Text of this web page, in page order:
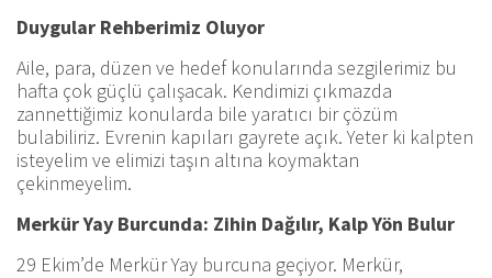
Duygular Rehberimiz Oluyor
Aile, para, düzen ve hedef konularında sezgilerimiz bu
hafta çok güçlü çalışacak. Kendimizi çıkmazda
zannettiğimiz konularda bile yaratıcı bir çözüm
bulabiliriz. Evrenin kapıları gayrete açık. Yeter ki kalpten
isteyelim ve elimizi taşın altına koymaktan
çekinmeyelim.
Merkür Yay Burcunda: Zihin Dağılır, Kalp Yön Bulur
29 Ekim’de Merkür Yay burcuna geçiyor. Merkür,